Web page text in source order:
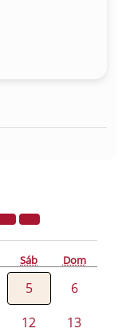
Sáb Dom
5
6
12
13